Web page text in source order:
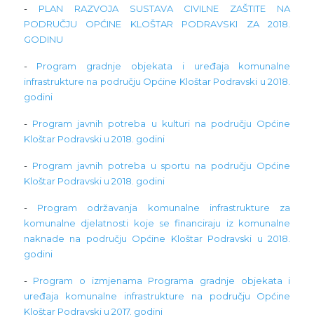
- PLAN RAZVOJA SUSTAVA CIVILNE ZAŠTITE NA
PODRUČJU OPĆINE KLOŠTAR PODRAVSKI ZA 2018.
GODINU
- Program gradnje objekata i uređaja komunalne
infrastrukture na području Općine Kloštar Podravski u 2018.
godini
- Program javnih potreba u kulturi na području Općine
Kloštar Podravski u 2018. godini
- Program javnih potreba u sportu na području Općine
Kloštar Podravski u 2018. godini
- Program održavanja komunalne infrastrukture za
komunalne djelatnosti koje se financiraju iz komunalne
naknade na području Općine Kloštar Podravski u 2018.
godini
- Program o izmjenama Programa gradnje objekata i
uređaja komunalne infrastrukture na području Općine
Kloštar Podravski u 2017. godini